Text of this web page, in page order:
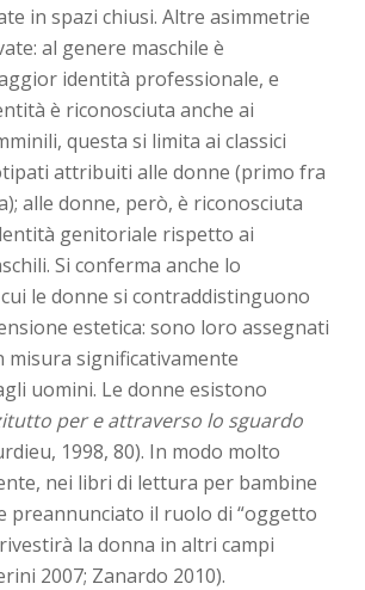
in spazi chiusi. Altre asimmetrie
al genere maschile è
identità professionale, e
è riconosciuta anche ai
questa si limita ai classici
attribuiti alle donne (primo fra
alle donne, però, è riconosciuta
genitoriale rispetto ai
Si conferma anche lo
le donne si contraddistinguono
estetica: sono loro assegnati
significativamente
uomini. Le donne esistono
per e attraverso lo sguardo
1998, 80). In modo molto
nei libri di lettura per bambine
preannunciato il ruolo di “oggetto
la donna in altri campi
2007; Zanardo 2010).